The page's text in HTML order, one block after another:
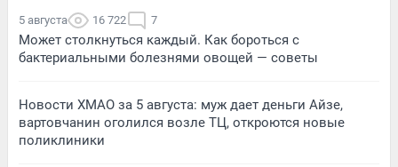
5 августа 16 722 7
Может столкнуться каждый. Как бороться с
бактериальными болезнями овощей — советы
Новости ХМАО за 5 августа: муж дает деньги Айзе,
вартовчанин оголился возле ТЦ, откроются новые
поликлиники